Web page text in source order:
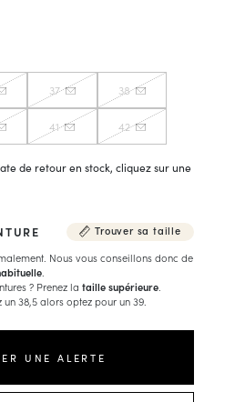
37 38
41 42
de retour en stock, cliquez sur une
Trouver sa taille
Nous vous conseillons donc de
? Prenez la taille supérieure
un 38,5 alors optez pour un 39.
UNE ALERTE